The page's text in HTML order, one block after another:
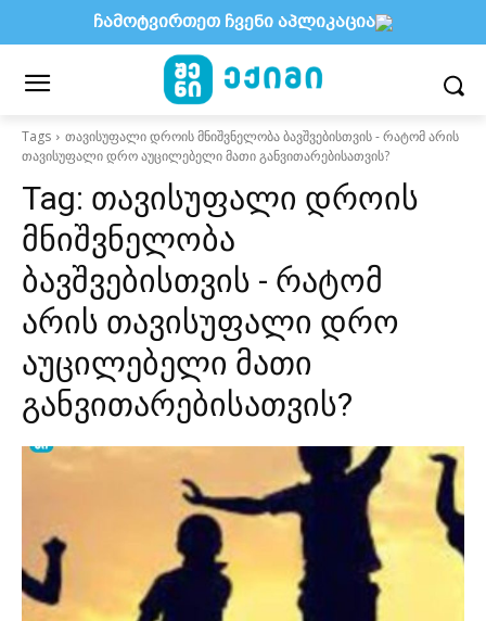
Tags
თავისუფალი დროის მნიშვნელობა ბავშვებისთვის - რატომ არის
თავისუფალი დრო აუცილებელი მათი განვითარებისათვის?
Tag: თავისუფალი დროის
მნიშვნელობა
ბავშვებისთვის - რატომ
არის თავისუფალი დრო
აუცილებელი მათი
განვითარებისათვის?
ჩამოტვირთეთ ჩვენი აპლიკაცია